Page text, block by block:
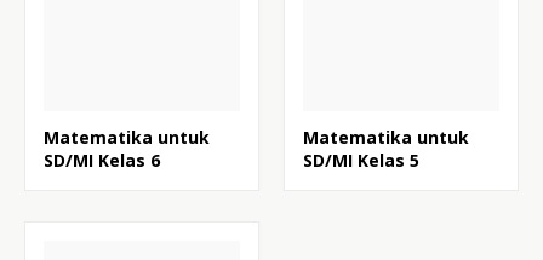
Matematika untuk
SD/MI Kelas 6
Matematika untuk
SD/MI Kelas 5